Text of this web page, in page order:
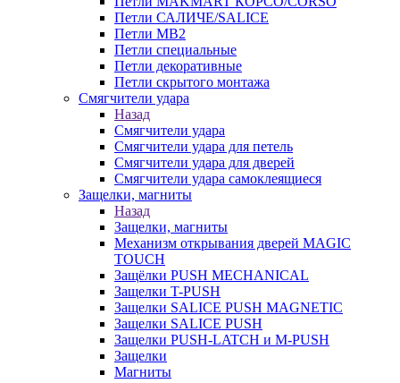
Петли САЛИЧЕ/SALICE
Петли MB2
Петли специальные
Петли декоративные
Петли скрытого монтажа
Смягчители удара
Назад
Смягчители удара
Смягчители удара для петель
Смягчители удара для дверей
Cмягчители удара самоклеящиеся
Защелки, магниты
Назад
Защелки, магниты
Механизм открывания дверей MAGIC
TOUCH
Защёлки PUSH MECHANICAL
Защелки T-PUSH
Защелки SALICE PUSH MAGNETIC
Защелки SALICE PUSH
Защелки PUSH-LATCH и M-PUSH
Защелки
Магниты